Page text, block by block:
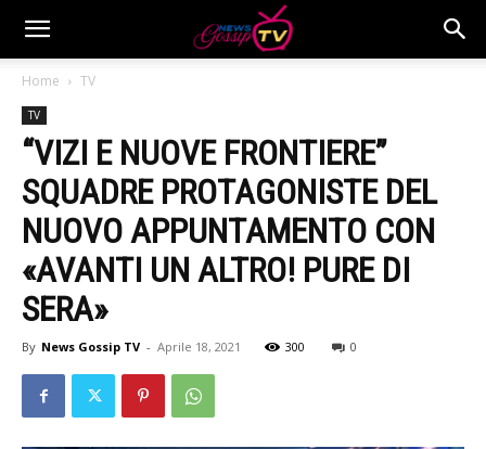
Home TV
TV
“VIZI E NUOVE FRONTIERE”
SQUADRE PROTAGONISTE DEL
NUOVO APPUNTAMENTO CON
«AVANTI UN ALTRO! PURE DI
SERA»
By News Gossip TV - Aprile 18, 2021 300 0